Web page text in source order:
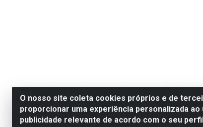
O nosso site coleta cookies próprios e de
proporcionar uma experiência personalizada
publicidade relevante de acordo com o seu